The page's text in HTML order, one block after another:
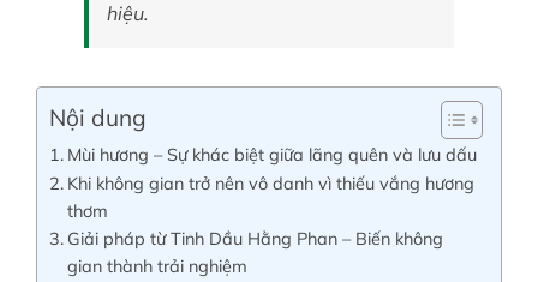
hiệu.
Nội dung
Mùi hương – Sự khác biệt giữa lãng quên và lưu dấu
Khi không gian trở nên vô danh vì thiếu vắng hương
thơm
Giải pháp từ Tinh Dầu Hằng Phan – Biến không
gian thành trải nghiệm